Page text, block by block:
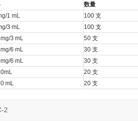
数量
1 mL 100 支
3 mL
100 支
3 mL
50 支
6 mL
30 支
6 mL
30 支
20 支
mL
20 支